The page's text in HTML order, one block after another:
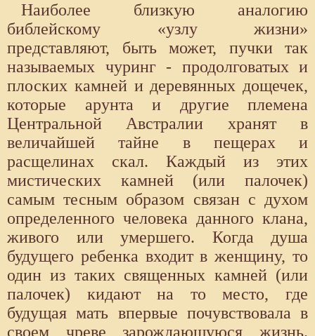
Наиболее близкую аналогию
библейскому «узлу жизни»
представляют, быть может, пучки так
называемых чуринг - продолговатых и
плоских камней и деревянных дощечек,
которые арунта и другие племена
Центральной Австралии хранят в
величайшей тайне в пещерах и
расщелинах скал. Каждый из этих
мистических камней (или палочек)
самым тесным образом связан с духом
определенного человека данного клана,
живого или умершего. Когда душа
будущего ребенка входит в женщину, то
один из таких священных камней (или
палочек) кидают на то место, где
будущая мать впервые почувствовала в
своем чреве зарождающуюся жизнь.